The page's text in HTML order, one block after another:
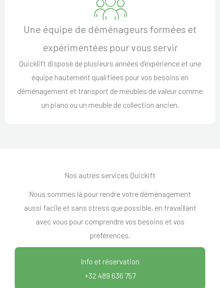
Une équipe de déménageurs formées et
expérimentées pour vous servir
Quicklift dispose de plusieurs années d'expérience et une
équipe hautement qualifiées pour vos besoins en
déménagement et transport de meubles de valeur comme
un piano ou un meuble de collection ancien.
Nos autres services Quickift
Nous sommes là pour rendre votre déménagement
aussi facile et sans stress que possible, en travaillant
avec vous pour comprendre vos besoins et vos
préférences.
Info et réservation
+32 489 636 757